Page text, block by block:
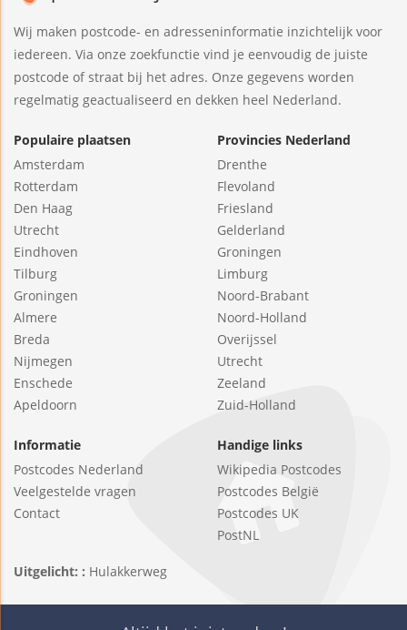
Wij maken postcode- en adresseninformatie inzichtelijk voor
iedereen. Via onze zoekfunctie vind je eenvoudig de juiste
postcode of straat bij het adres. Onze gegevens worden
regelmatig geactualiseerd en dekken heel Nederland.
Populaire plaatsen
Amsterdam
Rotterdam
Den Haag
Utrecht
Eindhoven
Tilburg
Groningen
Almere
Breda
Nijmegen
Enschede
Apeldoorn
Provincies Nederland
Drenthe
Flevoland
Friesland
Gelderland
Groningen
Limburg
Noord-Brabant
Noord-Holland
Overijssel
Utrecht
Zeeland
Zuid-Holland
Informatie
Postcodes Nederland
Veelgestelde vragen
Contact
Handige links
Wikipedia Postcodes
Postcodes België
Postcodes UK
PostNL
Uitgelicht: : Hulakkerweg